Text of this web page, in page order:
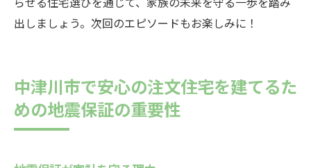
出しましょう。次回のエピソードもお楽しみに！
中津川市で安心の注文住宅を建てるた
めの地震保証の重要性